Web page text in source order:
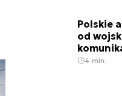
Polskie
od
4 min.